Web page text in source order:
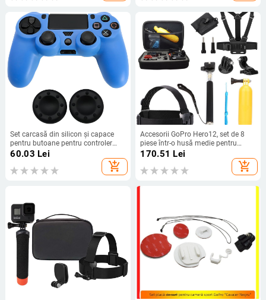
Set carcasă din silicon și capace
pentru butoane pentru controler
PS4: Carcasă de protecție pentru
controlerul PS4 cu 2 capace pentru
butoane la ora 8
60.03 Lei
add_shopping_cart
Accesorii GoPro Hero12, set de 8
piese într-o husă medie pentru
cameră de acțiune în aer liber;
scufundări, surfing, ciclism, off-road
170.51 Lei
add_shopping_cart